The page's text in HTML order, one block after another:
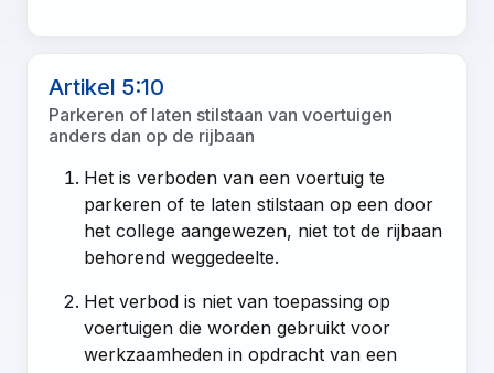
Artikel 5:10
Parkeren of laten stilstaan van voertuigen
anders dan op de rijbaan
Het is verboden van een voertuig te
parkeren of te laten stilstaan op een door
het college aangewezen, niet tot de rijbaan
behorend weggedeelte.
Het verbod is niet van toepassing op
voertuigen die worden gebruikt voor
werkzaamheden in opdracht van een